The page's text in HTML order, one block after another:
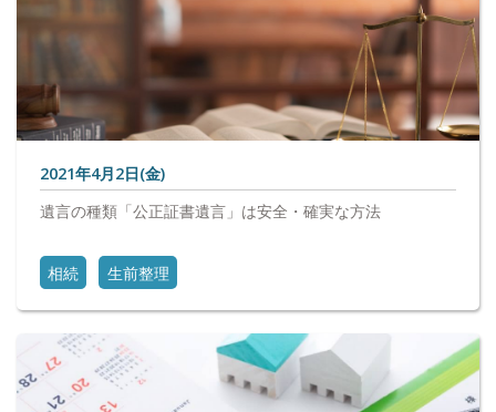
2021年4月2日(金)
遺言の種類「公正証書遺言」は安全・確実な方法
相続 生前整理